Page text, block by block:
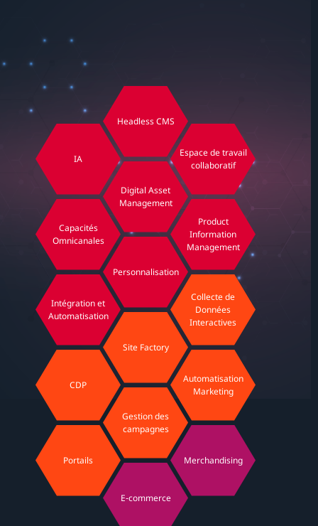
Headless CMS
IA
Espace de travail
collaboratif
Digital Asset
Management
Capacités
Omnicanales
Product
Information
Management
Personnalisation
Intégration et
Automatisation
Collecte de
Données
Interactives
Site Factory
CDP
Automatisation
Marketing
Gestion des
campagnes
Portails Merchandising
E-commerce